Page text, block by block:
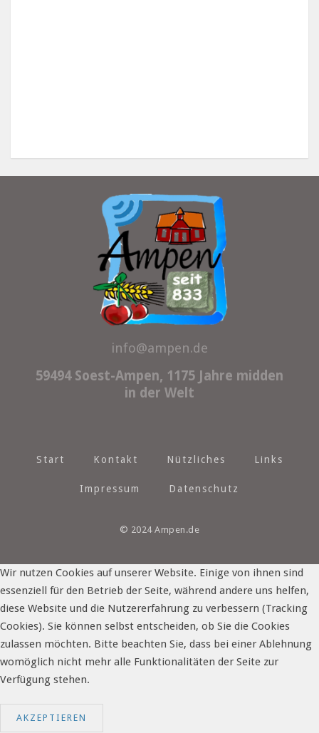
info@ampen.de
59494 Soest-Ampen, 1175 Jahre midden
in der Welt
Start Kontakt Nützliches Links
Impressum Datenschutz
© 2024 Ampen.de
Wir nutzen Cookies auf unserer Website. Einige von ihnen sind
essenziell für den Betrieb der Seite, während andere uns helfen,
diese Website und die Nutzererfahrung zu verbessern (Tracking
Cookies). Sie können selbst entscheiden, ob Sie die Cookies
zulassen möchten. Bitte beachten Sie, dass bei einer Ablehnung
womöglich nicht mehr alle Funktionalitäten der Seite zur
Verfügung stehen.
AKZEPTIEREN